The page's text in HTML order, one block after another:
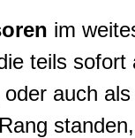
im
teils
auch